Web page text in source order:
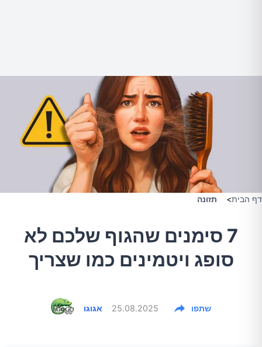
דף הבית> תזונה
7 סימנים שהגוף שלכם לא
סופג ויטמינים כמו שצריך
אגוגו 25.08.2025 שתפו